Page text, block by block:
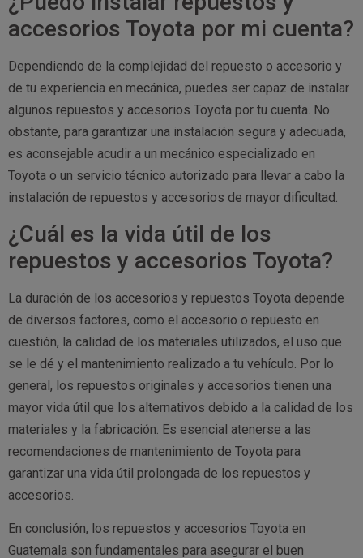
accesorios Toyota por mi cuenta?
Dependiendo de la complejidad del repuesto o accesorio y
de tu experiencia en mecánica, puedes ser capaz de instalar
algunos repuestos y accesorios Toyota por tu cuenta. No
obstante, para garantizar una instalación segura y adecuada,
es aconsejable acudir a un mecánico especializado en
Toyota o un servicio técnico autorizado para llevar a cabo la
instalación de repuestos y accesorios de mayor dificultad.
¿Cuál es la vida útil de los
repuestos y accesorios Toyota?
La duración de los accesorios y repuestos Toyota depende
de diversos factores, como el accesorio o repuesto en
cuestión, la calidad de los materiales utilizados, el uso que
se le dé y el mantenimiento realizado a tu vehículo. Por lo
general, los repuestos originales y accesorios tienen una
mayor vida útil que los alternativos debido a la calidad de los
materiales y la fabricación. Es esencial atenerse a las
recomendaciones de mantenimiento de Toyota para
garantizar una vida útil prolongada de los repuestos y
accesorios.
En conclusión, los repuestos y accesorios Toyota en
Guatemala son fundamentales para asegurar el buen